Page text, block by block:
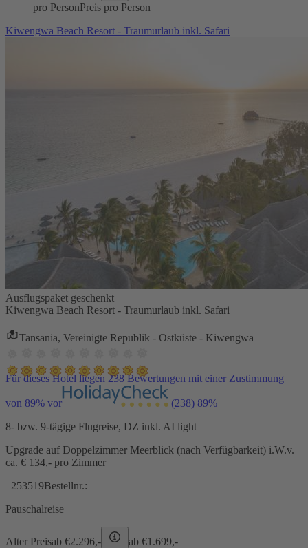
pro PersonPreis pro Person
Kiwengwa Beach Resort - Traumurlaub inkl. Safari
Ausflugspaket geschenkt
Kiwengwa Beach Resort - Traumurlaub inkl. Safari
Tansania, Vereinigte Republik - Ostküste - Kiwengwa
Für dieses Hotel liegen 238 Bewertungen mit einer Zustimmung
von 89% vor (238) 89%
8- bzw. 9-tägige Flugreise, DZ inkl. AI light
Upgrade auf Doppelzimmer Meerblick (nach Verfügbarkeit) i.W.v.
ca. € 134,- pro Zimmer
253519Bestellnr.:
Pauschalreise
Alter Preisab €2.296,- ab €1.699,-